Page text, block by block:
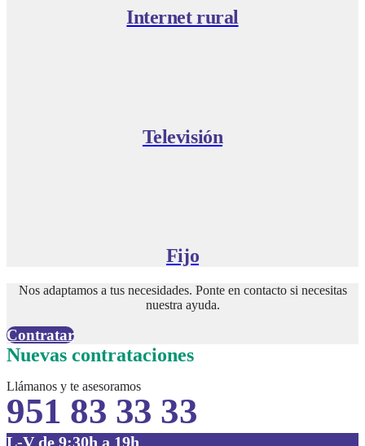
Internet rural
Televisión
Fijo
Nos adaptamos a tus necesidades. Ponte en contacto si necesitas
nuestra ayuda.
Contratar
Nuevas contrataciones
Llámanos y te asesoramos
951 83 33 33
L-V de 9:30h a 19h